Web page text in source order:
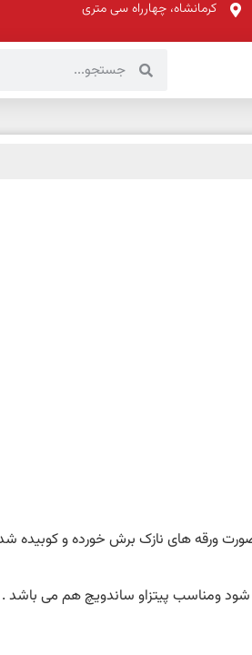
کرمانشاه، چهارراه سی متری
ورقه های نازک برش خورده و
ومناسب پیتزاو ساندویچ هم می